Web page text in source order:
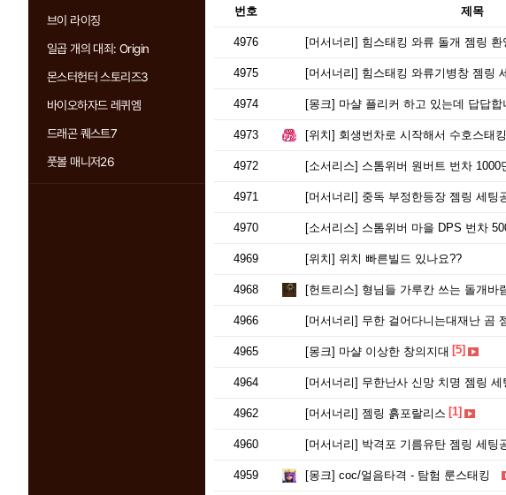
브이 라이징
일곱 개의 대죄: Origin
몬스터헌터 스토리즈3
바이오하자드 레퀴엠
드래곤 퀘스트7
풋볼 매니저26
번호 제목
4976 [머서너리] 힘스태킹 와류 돌개 젬링 환영200
4975 [머서너리] 힘스태킹 와류기병창 젬링 세
4974 [몽크] 마샬 플리커 하고 있는데 답답
4973 [위치] 회생번차로 시작해서 수호스태킹으
4972 [소서리스] 스톰위버 원버트 번차 1000
4971 [머서너리] 중독 부정한등장 젬링 세팅
4970 [소서리스] 스톰위버 마을 DPS 번차
4969 [위치] 위치 빠른빌드 있나요??
4968 [헌트리스] 형님들 가루칸 쓰는 돌개바
4966 [머서너리] 무한 걸어다니는대재난 곰 젬링
4965 [몽크] 마샬 이상한 창의지대 [5]
4964 [머서너리] 무한난사 신망 치명 젬링 세팅
4962 [머서너리] 젬링 흙포랄리스 [1]
4960 [머서너리] 박격포 기름유탄 젬링 세팅
4959 [몽크] coc/얼음타격 - 탐험 룬스태킹